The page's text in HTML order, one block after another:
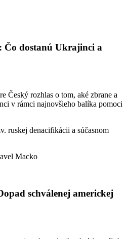
Čo dostanú Ukrajinci a
Český rozhlas o tom, aké zbrane a
v rámci najnovšieho balíka pomoci
ruskej denacifikácii a súčasnom
Macko
schválenej americkej